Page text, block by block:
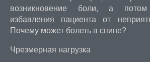
возникновение боли, а
избавления пациента от
Почему может болеть в спине?
Чрезмерная нагрузка